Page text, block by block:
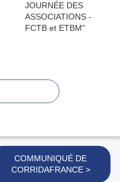
COMMUNIQUÉ DE
CORRIDAFRANCE >